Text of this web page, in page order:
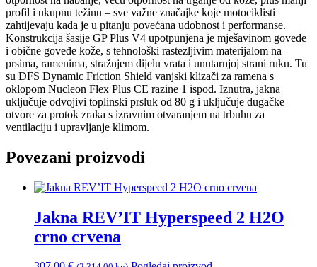
profil i ukupnu težinu – sve važne značajke koje motociklisti
zahtijevaju kada je u pitanju povećana udobnost i performanse.
Konstrukcija šasije GP Plus V4 upotpunjena je mješavinom goveđe
i obične goveđe kože, s tehnološki rastezljivim materijalom na
prsima, ramenima, stražnjem dijelu vrata i unutarnjoj strani ruku. Tu
su DFS Dynamic Friction Shield vanjski klizači za ramena s
oklopom Nucleon Flex Plus CE razine 1 ispod. Iznutra, jakna
uključuje odvojivi toplinski prsluk od 80 g i uključuje dugačke
otvore za protok zraka s izravnim otvaranjem na trbuhu za
ventilaciju i upravljanje klimom.
Povezani proizvodi
Jakna REV’IT Hyperspeed 2 H2O
crno crvena